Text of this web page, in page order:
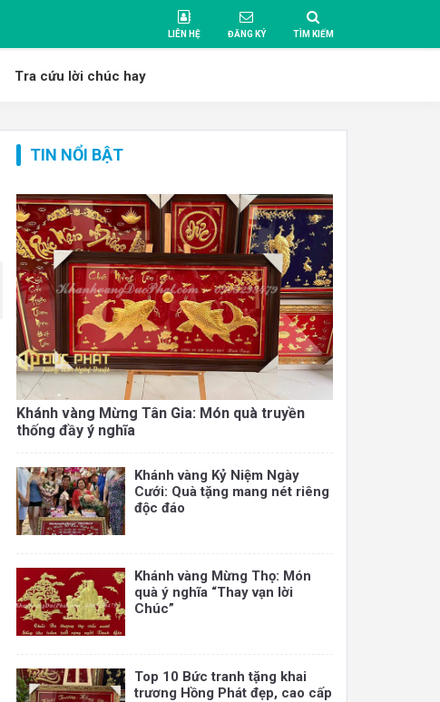
LIÊN HỆ ĐĂNG KÝ TÌM KIẾM
Tra cứu lời chúc hay
TIN NỔI BẬT
Khánh vàng Mừng Tân Gia: Món quà truyền
thống đầy ý nghĩa
Khánh vàng Kỷ Niệm Ngày
Cưới: Quà tặng mang nét riêng
độc đáo
Khánh vàng Mừng Thọ: Món
quà ý nghĩa “Thay vạn lời
Chúc”
Top 10 Bức tranh tặng khai
trương Hồng Phát đẹp, cao cấp